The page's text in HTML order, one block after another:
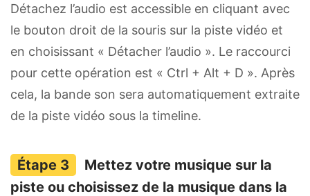
Détachez l’audio est accessible en cliquant avec
le bouton droit de la souris sur la piste vidéo et
en choisissant « Détacher l’audio ». Le raccourci
pour cette opération est « Ctrl + Alt + D ». Après
cela, la bande son sera automatiquement extraite
de la piste vidéo sous la timeline.
Mettez votre musique sur la
piste ou choisissez de la musique dans la